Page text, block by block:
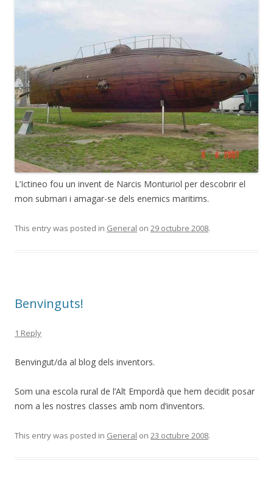
L’Ictineo fou un invent de Narcis Monturiol per descobrir el
mon submari i amagar-se dels enemics maritims.
This entry was posted in General on 29 octubre 2008.
Benvinguts!
1 Reply
Benvingut/da al blog dels inventors.
Som una escola rural de l’Alt Empordà que hem decidit posar
nom a les nostres classes amb nom d’inventors.
This entry was posted in General on 23 octubre 2008.